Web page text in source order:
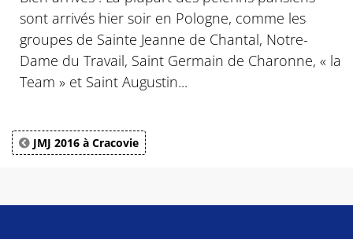
sont arrivés hier soir en Pologne, comme les
groupes de Sainte Jeanne de Chantal, Notre-
Dame du Travail, Saint Germain de Charonne, « la
Team » et Saint Augustin...
JMJ 2016 à Cracovie